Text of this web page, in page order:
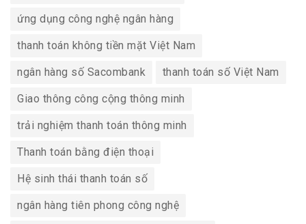
ứng dụng công nghệ ngân hàng
thanh toán không tiền mặt Việt Nam
ngân hàng số Sacombank thanh toán số Việt Nam
Giao thông công cộng thông minh
trải nghiệm thanh toán thông minh
Thanh toán bằng điện thoại
Hệ sinh thái thanh toán số
ngân hàng tiên phong công nghệ